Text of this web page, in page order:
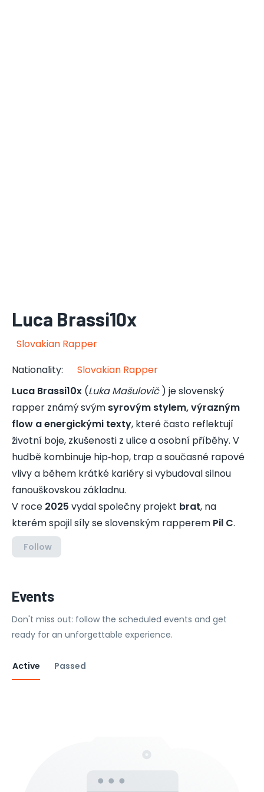
Luca Brassi10x
Slovakian Rapper
Nationality:
Slovakian Rapper
Luca Brassi10x (Luka Mašulovič ) je slovenský
rapper známý svým syrovým stylem, výrazným
flow a energickými texty, které často reflektují
životní boje, zkušenosti z ulice a osobní příběhy. V
hudbě kombinuje hip‑hop, trap a současné rapové
vlivy a během krátké kariéry si vybudoval silnou
fanouškovskou základnu.
V roce 2025 vydal společny projekt brat, na
kterém spojil síly se slovenským rapperem Pil C.
Follow
Events
Don't miss out: follow the scheduled events and get
ready for an unforgettable experience.
Active Passed